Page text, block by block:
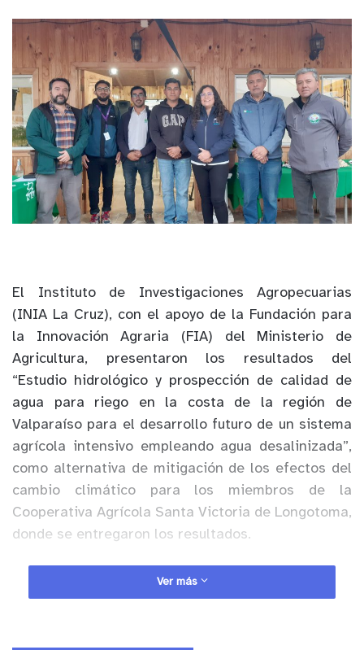
El Instituto de Investigaciones Agropecuarias
(INIA La Cruz), con el apoyo de la Fundación para
la Innovación Agraria (FIA) del Ministerio de
Agricultura, presentaron los resultados del
“Estudio hidrológico y prospección de calidad de
agua para riego en la costa de la región de
Valparaíso para el desarrollo futuro de un sistema
agrícola intensivo empleando agua desalinizada”,
como alternativa de mitigación de los efectos del
cambio climático para los miembros de la
Cooperativa Agrícola Santa Victoria de Longotoma,
donde se entregaron los resultados.
En la actividad también se dio a conocer la
metodología utilizada y recomendaciones, a partir
Ver más